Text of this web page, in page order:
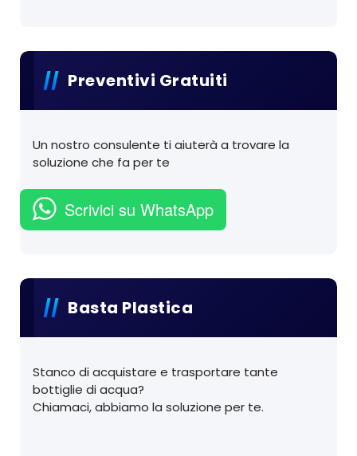
Preventivi Gratuiti
Un nostro consulente ti aiuterà a trovare la
soluzione che fa per te
Scrivici su WhatsApp
Basta Plastica
Stanco di acquistare e trasportare tante
bottiglie di acqua?
Chiamaci, abbiamo la soluzione per te.